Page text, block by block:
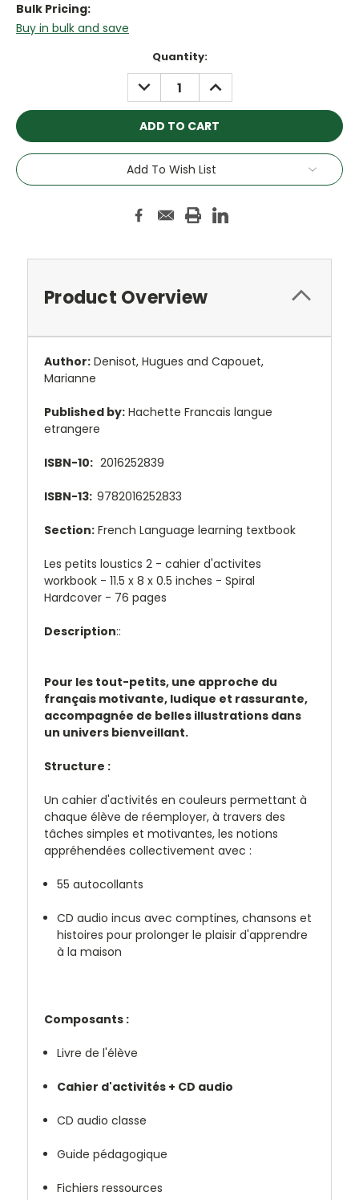
Bulk Pricing:
Buy in bulk and save
Quantity:
DECREASE
QUANTITY:
INCREASE
QUANTITY:
Add To Wish List
Product Overview
Author: Denisot, Hugues and Capouet,
Marianne
Published by: Hachette Francais langue
etrangere
ISBN-10: 2016252839
ISBN-13: 9782016252833
Section: French Language learning textbook
Les petits loustics 2 - cahier d'activites
workbook - 11.5 x 8 x 0.5 inches - Spiral
Hardcover - 76 pages
Description::
Pour les tout-petits, une approche du
français motivante, ludique et rassurante,
accompagnée de belles illustrations dans
un univers bienveillant.
Structure :
Un cahier d'activités en couleurs permettant à
chaque élève de réemployer, à travers des
tâches simples et motivantes, les notions
appréhendées collectivement avec :
55 autocollants
CD audio incus avec comptines, chansons et
histoires pour prolonger le plaisir d'apprendre
à la maison
Composants :
Livre de l'élève
Cahier d'activités + CD audio
CD audio classe
Guide pédagogique
Fichiers ressources